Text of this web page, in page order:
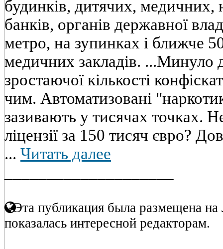
будинкiв, дитячих, медичних,
банкiв, органiв державної
метро, на зупинках i ближче
медичних закладiв. ...Минуло
зростаючої кiлькостi
чим. Автоматизованi
зазивають у тисячах точках.
лiцензiї за 150 тисяч євро?
... Читать далее
Эта публикация была размещена на
показалась интересной редакторам.